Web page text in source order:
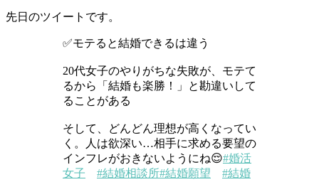
先日のツイートです。
✅モテると結婚できるは違う
20代女子のやりがちな失敗が、モテて
るから「結婚も楽勝！」と勘違いして
ることがある
そして、どんどん理想が高くなってい
く。人は欲深い…相手に求める要望の
インフレがおきないようにね😌#婚活
女子
#結婚相談所#結婚願望
#結婚